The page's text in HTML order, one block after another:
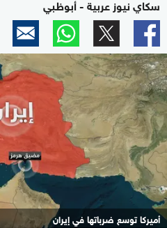
سكاي نيوز عربية - أبوظبي
أميركا توسع ضرباتها في إيران